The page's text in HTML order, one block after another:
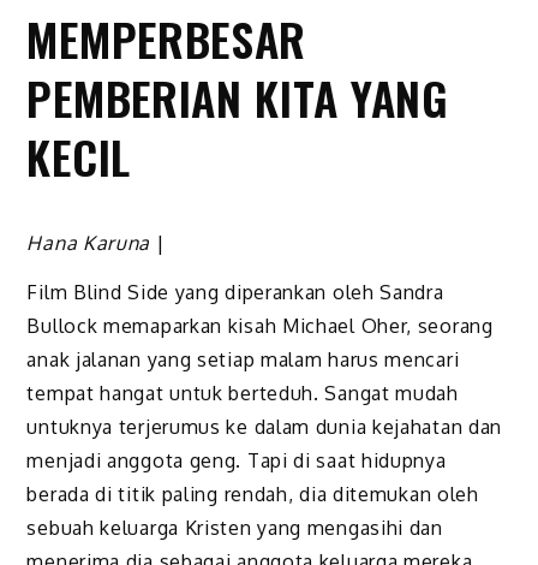
MEMPERBESAR
PEMBERIAN KITA YANG
KECIL
Hana Karuna |
Film Blind Side yang diperankan oleh Sandra
Bullock memaparkan kisah Michael Oher, seorang
anak jalanan yang setiap malam harus mencari
tempat hangat untuk berteduh. Sangat mudah
untuknya terjerumus ke dalam dunia kejahatan dan
menjadi anggota geng. Tapi di saat hidupnya
berada di titik paling rendah, dia ditemukan oleh
sebuah keluarga Kristen yang mengasihi dan